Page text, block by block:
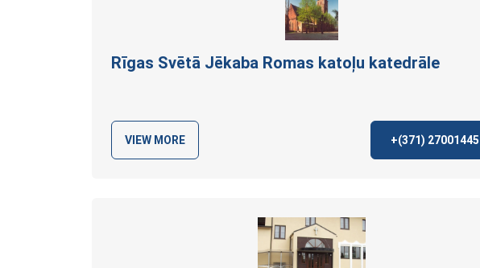
Rīgas Svētā Jēkaba Romas katoļu katedrāle
VIEW MORE +(371) 27001445